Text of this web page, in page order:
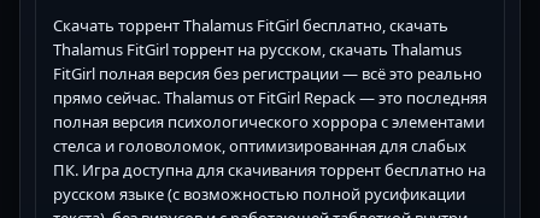
Скачать торрент Thalamus FitGirl бесплатно, скачать
Thalamus FitGirl торрент на русском, скачать Thalamus
FitGirl полная версия без регистрации — всё это реально
прямо сейчас. Thalamus от FitGirl Repack — это последняя
полная версия психологического хоррора с элементами
стелса и головоломок, оптимизированная для слабых
ПК. Игра доступна для скачивания торрент бесплатно на
русском языке (с возможностью полной русификации